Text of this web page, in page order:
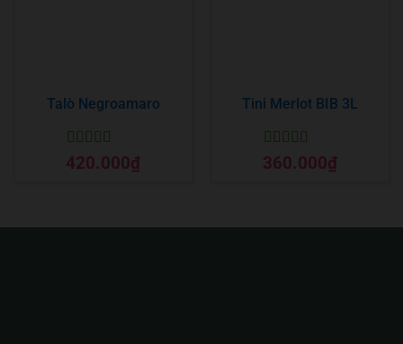
Talò Negroamaro
Được xếp
hạng55 sao
420.000₫
Tini Merlot BIB 3L
Được xếp
hạng55 sao
360.000₫